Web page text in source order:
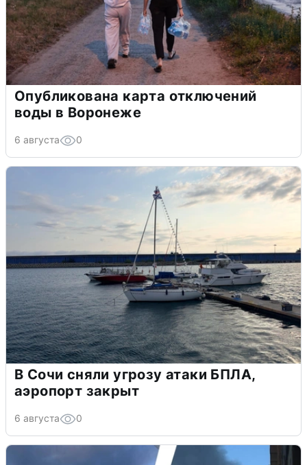
Опубликована карта отключений
воды в Воронеже
6 августа 0
В Сочи сняли угрозу атаки БПЛА,
аэропорт закрыт
6 августа 0